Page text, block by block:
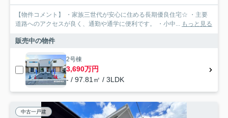
【物件コメント】 ・家族三世代が安心に住める長期優良住宅☆ ・主要
道路へのアクセスが良く、通勤や通学に便利です。 ・小中... もっと見る
販売中の物件
2号棟
3,690万円
- / 97.81㎡ / 3LDK
中古一戸建